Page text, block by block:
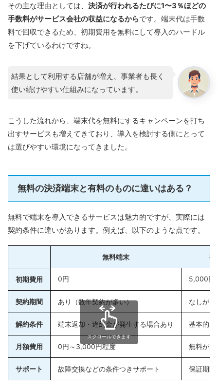
その主な理由としては、 決済が行われるたびに1〜3％ほどの
手数料がサービス会社の収益になるからです。端末代は手数
料で回収できるため、初期費用を無料にして導入のハードル
を下げているわけですね。
結果として利用する店舗が増え、事業者も長く
使い続けやすい仕組みになっています。
こうした流れから、端末代を無料にするキャンペーンを打ち
出すサービスも増えてきており、導入を検討する側にとって
は選びやすい環境になってきました。
無料の決済端末と有料のものに違いはある？
無料で端末を導入できるサービスは魅力的ですが、実際には
契約条件に違いがあります。例えば、以下のような点です。
無料端末 有
初期費用 0円 5,000円
契約期間 あり（数年契約が多い） なしが多
解約条件 端末返却・違約金が発生する場合あり 基本的に
月額費用 0円～3,000円程度 無料が多
サポート 故障交換などの条件つきサポート 保証期間
スクロールできます